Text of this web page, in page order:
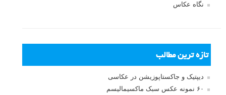
نگاه عکاس
تازه ترین مطالب
دیپتیک و جاکستا‌پوزیشن در عکاسی
۶۰ نمونه عکس سبک ماکسیمالیسم